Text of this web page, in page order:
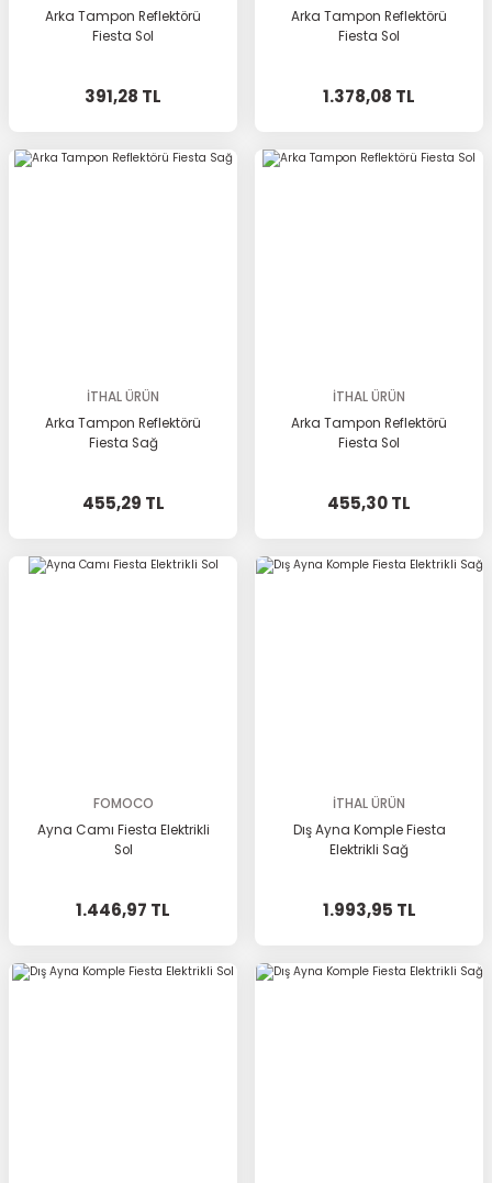
Arka Tampon Reflektörü
Fiesta Sol
391,28 TL
Arka Tampon Reflektörü
Fiesta Sol
1.378,08 TL
İTHAL ÜRÜN
Arka Tampon Reflektörü
Fiesta Sağ
455,29 TL
İTHAL ÜRÜN
Arka Tampon Reflektörü
Fiesta Sol
455,30 TL
FOMOCO
Ayna Camı Fiesta Elektrikli
Sol
1.446,97 TL
İTHAL ÜRÜN
Dış Ayna Komple Fiesta
Elektrikli Sağ
1.993,95 TL